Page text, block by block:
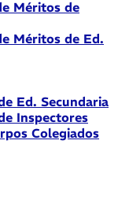
Méritos de
Méritos de Ed.
Ed. Secundaria
Inspectores
Colegiados